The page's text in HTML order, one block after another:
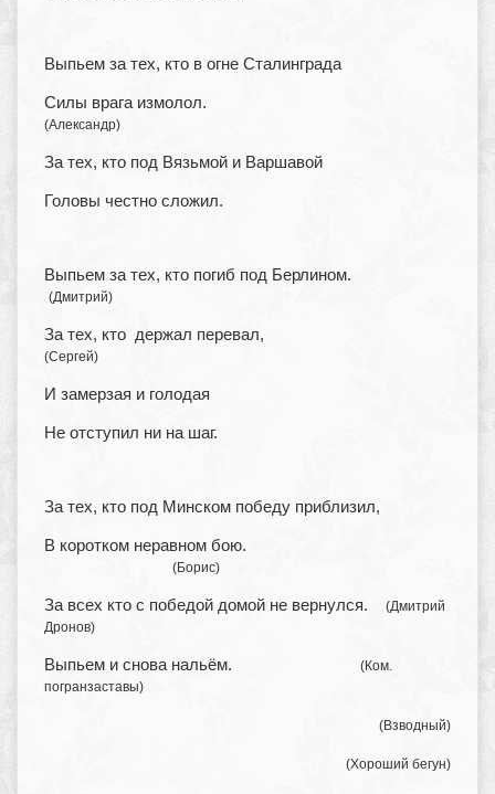
Выпьем за тех, кто в огне Сталинграда
Силы врага измолол.
(Александр)
За тех, кто под Вязьмой и Варшавой
Головы честно сложил.
Выпьем за тех, кто погиб под Берлином.
(Дмитрий)
За тех, кто держал перевал,
(Сергей)
И замерзая и голодая
Не отступил ни на шаг.
За тех, кто под Минском победу приблизил,
В коротком неравном бою.
(Борис)
За всех кто с победой домой не вернулся. (Дмитрий
Дронов)
Выпьем и снова нальём. (Ком.
погранзаставы)
(Взводный)
(Хороший бегун)